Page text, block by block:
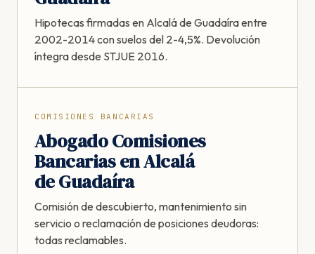
Hipotecas firmadas en Alcalá de Guadaíra entre
2002-2014 con suelos del 2-4,5%. Devolución
íntegra desde STJUE 2016.
COMISIONES BANCARIAS
Abogado Comisiones
Bancarias en Alcalá
de Guadaíra
Comisión de descubierto, mantenimiento sin
servicio o reclamación de posiciones deudoras:
todas reclamables.